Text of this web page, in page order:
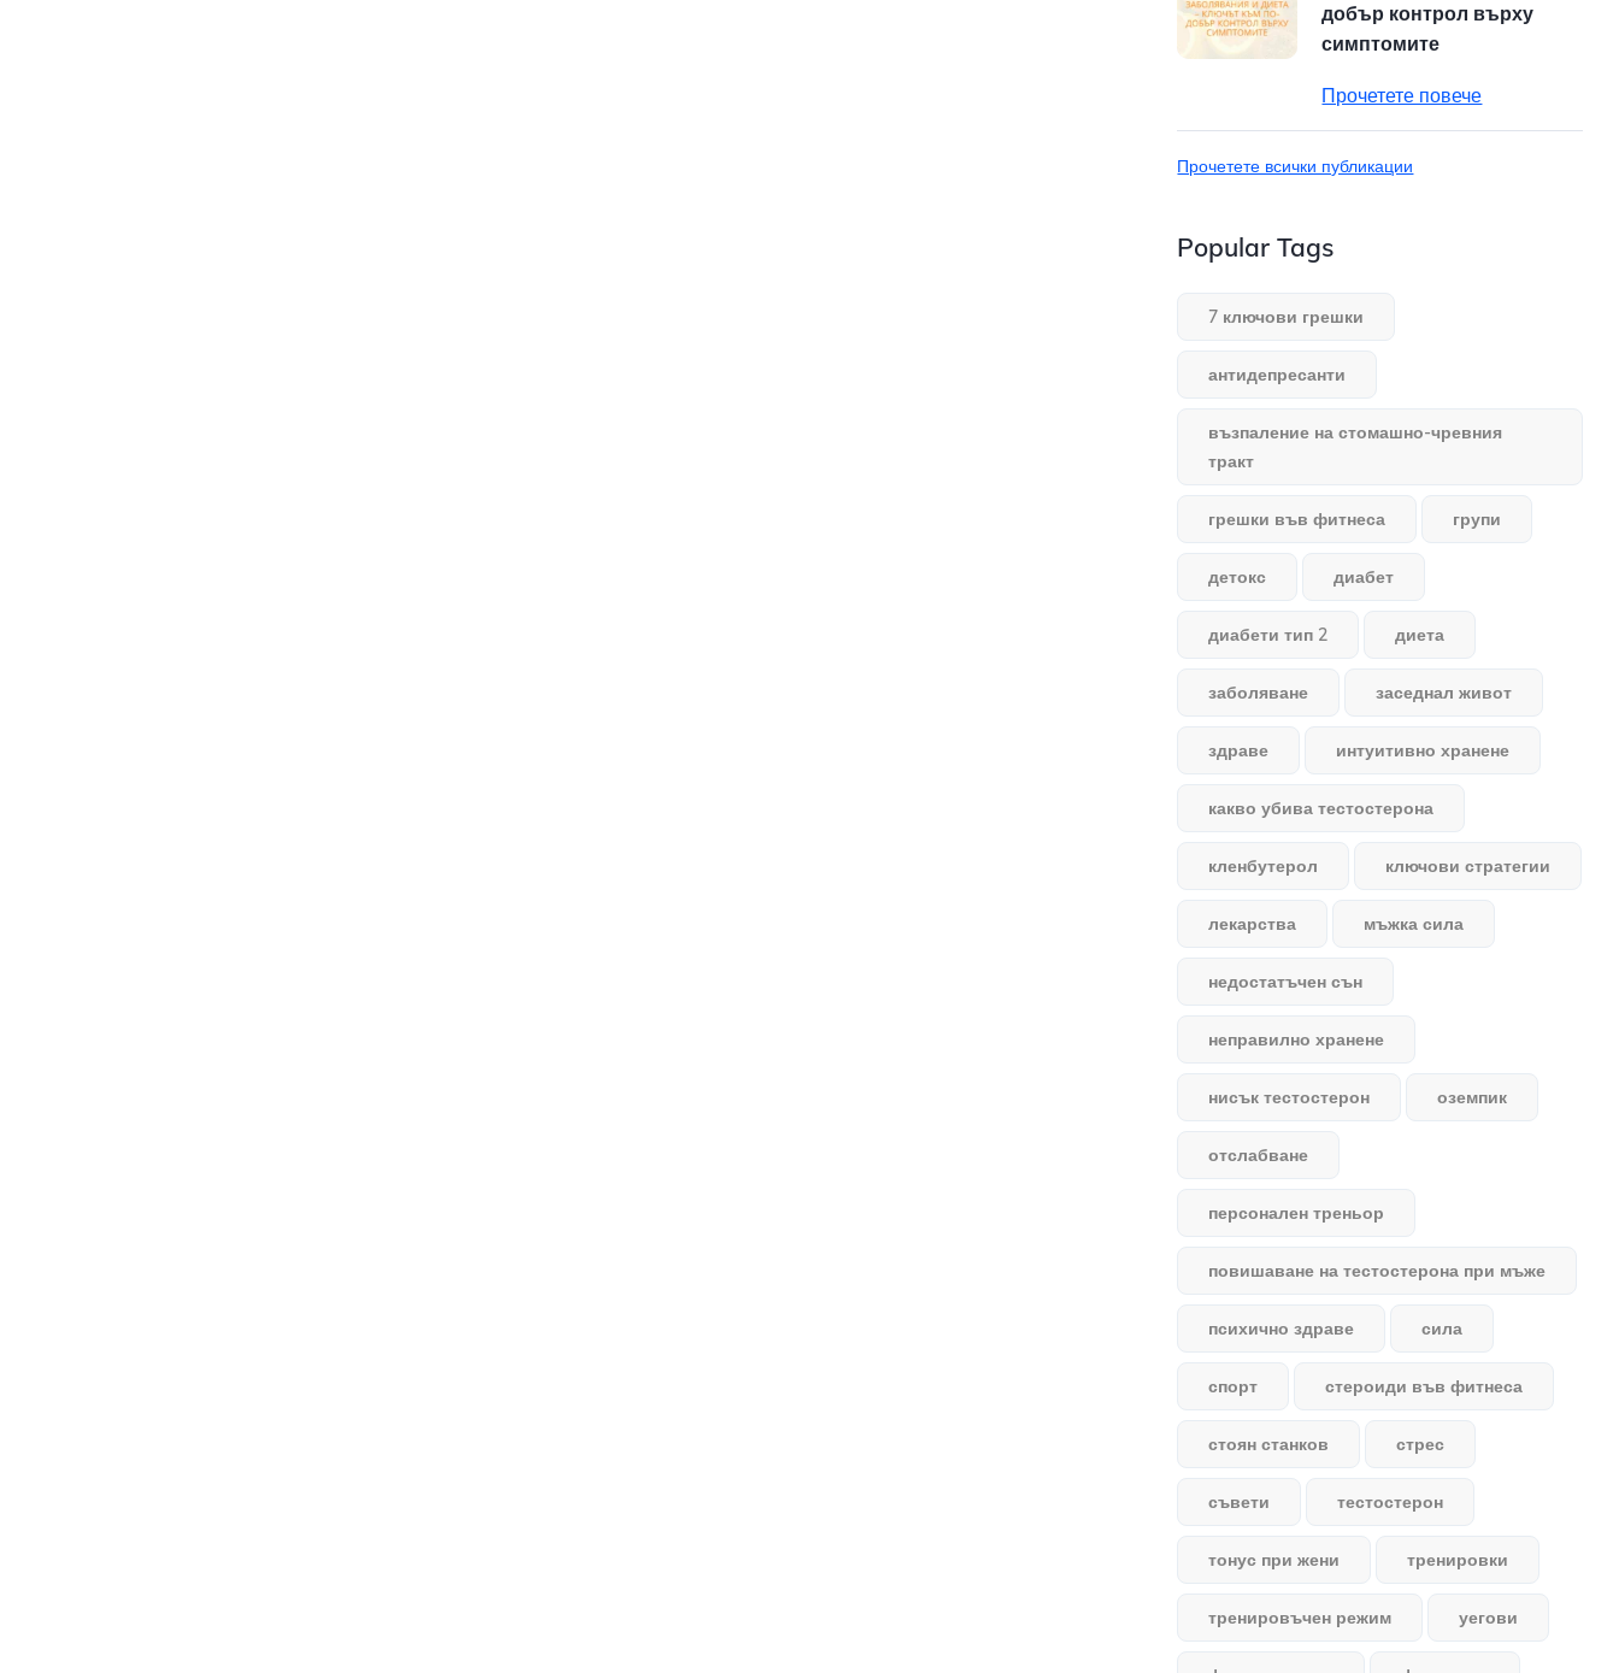
добър контрол върху
симптомите
Прочетете повече
Прочетете всички публикации
Popular Tags
7 ключови грешки
антидепресанти
възпаление на стомашно-чревния
тракт
грешки във фитнеса групи
детокс диабет
диабети тип 2 диета
заболяване заседнал живот
здраве интуитивно хранене
какво убива тестостерона
кленбутерол ключови стратегии
лекарства мъжка сила
недостатъчен сън
неправилно хранене
нисък тестостерон оземпик
отслабване
персонален треньор
повишаване на тестостерона при мъже
психично здраве сила
спорт стероиди във фитнеса
стоян станков стрес
съвети тестостерон
тонус при жени тренировки
тренировъчен режим уегови